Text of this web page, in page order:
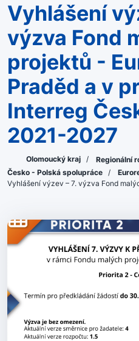
Vyhlášení výzev – 7.
výzva Fond
projektů -
Praděd a v
Interreg
2021-2027
Olomoucký kraj / Regionální
Česko - Polská spolupráce /
Vyhlášení výzev – 7. výzva Fond